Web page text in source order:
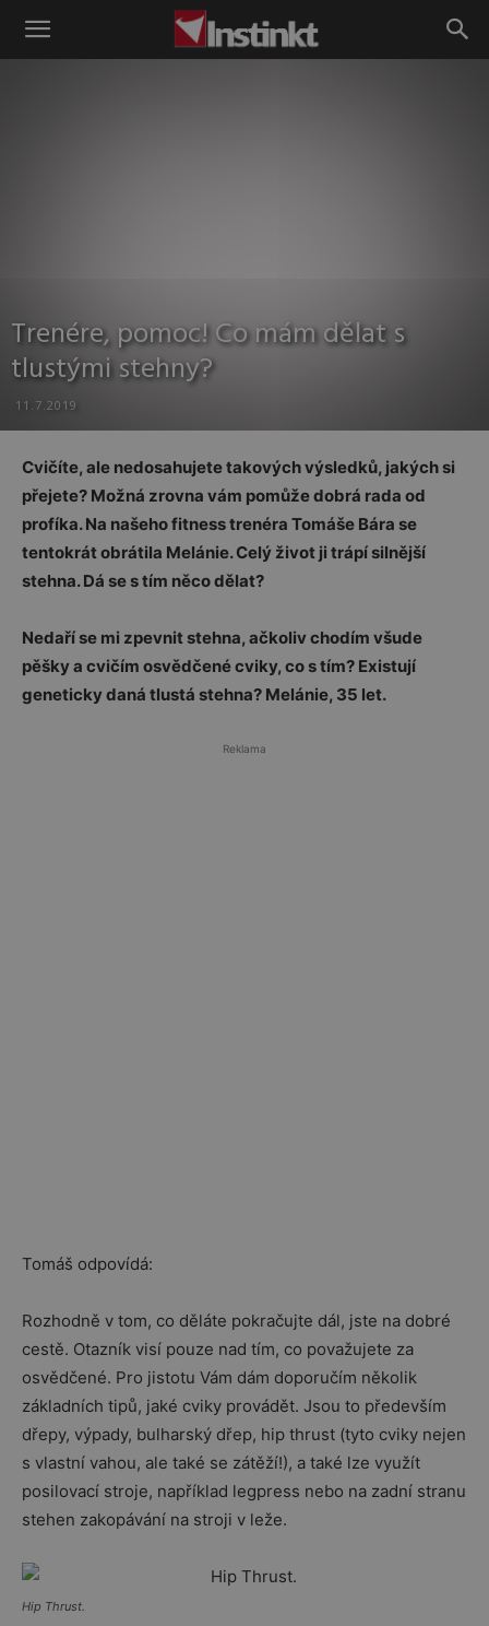
Instinkt
Trenére, pomoc! Co mám dělat s
tlustými stehny?
11.7.2019
Cvičíte, ale nedosahujete takových výsledků, jakých si
přejete? Možná zrovna vám pomůže dobrá rada od
profíka. Na našeho fitness trenéra Tomáše Bára se
tentokrát obrátila Melánie. Celý život ji trápí silnější
stehna. Dá se s tím něco dělat?
Nedaří se mi zpevnit stehna, ačkoliv chodím všude
pěšky a cvičím osvědčené cviky, co s tím? Existují
geneticky daná tlustá stehna? Melánie, 35 let.
Reklama
Tomáš odpovídá:
Rozhodně v tom, co děláte pokračujte dál, jste na dobré
cestě. Otazník visí pouze nad tím, co považujete za
osvědčené. Pro jistotu Vám dám doporučím několik
základních tipů, jaké cviky provádět. Jsou to především
dřepy, výpady, bulharský dřep, hip thrust (tyto cviky nejen
s vlastní vahou, ale také se zátěží!), a také lze využít
posilovací stroje, například legpress nebo na zadní stranu
stehen zakopávání na stroji v leže.
Hip Thrust.